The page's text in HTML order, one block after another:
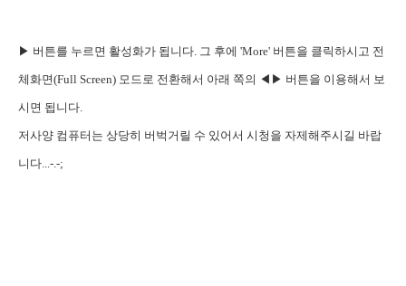
▶ 버튼를 누르면 활성화가 됩니다. 그 후에 'More' 버튼을 클릭하시고 전
체화면(Full Screen) 모드로 전환해서 아래 쪽의 ◀▶ 버튼을 이용해서 보
시면 됩니다.
저사양 컴퓨터는 상당히 버벅거릴 수 있어서 시청을 자제해주시길 바랍
니다...-.-;